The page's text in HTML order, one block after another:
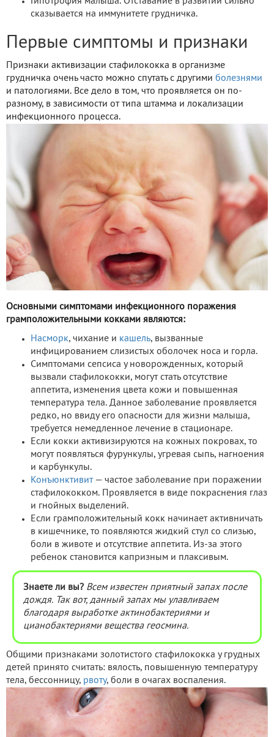
сказывается на иммунитете грудничка.
Первые симптомы и признаки
Признаки активизации стафилококка в организме
грудничка очень часто можно спутать с другими болезнями
и патологиями. Все дело в том, что проявляется он по-
разному, в зависимости от типа штамма и локализации
инфекционного процесса.
Основными симптомами инфекционного поражения
грамположительными кокками являются:
Насморк, чихание и кашель, вызванные
инфицированием слизистых оболочек носа и горла.
Симптомами сепсиса у новорожденных, который
вызвали стафилококки, могут стать отсутствие
аппетита, изменения цвета кожи и повышенная
температура тела. Данное заболевание проявляется
редко, но ввиду его опасности для жизни малыша,
требуется немедленное лечение в стационаре.
Если кокки активизируются на кожных покровах, то
могут появляться фурункулы, угревая сыпь, нагноения
и карбункулы.
Конъюнктивит— частое заболевание при поражении
стафилококком. Проявляется в виде покраснения глаз
и гнойных выделений.
Если грамположительный кокк начинает активничать
в кишечнике, то появляются жидкий стул со слизью,
боли в животе и отсутствие аппетита. Из-за этого
ребенок становится капризным и плаксивым.
Знаете ли вы? Всем известен приятный запах после
дождя. Так вот, данный запах мы улавливаем
благодаря выработке актинобактериями и
цианобактериями вещества геосмина.
Общими признаками золотистого стафилококка у грудных
детей принято считать: вялость, повышенную температуру
тела, бессонницу, рвоту, боли в очагах воспаления.